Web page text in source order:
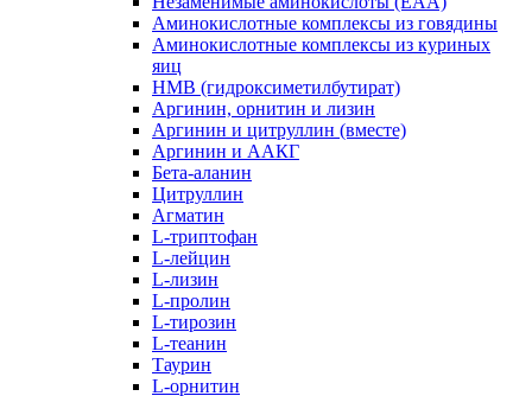
Аминокислотные комплексы из говядины
Аминокислотные комплексы из куриных
яиц
HMB (гидроксиметилбутират)
Аргинин, орнитин и лизин
Аргинин и цитруллин (вместе)
Аргинин и ААКГ
Бета-аланин
Цитруллин
Агматин
L-триптофан
L-лейцин
L-лизин
L-пролин
L-тирозин
L-теанин
Таурин
L-орнитин